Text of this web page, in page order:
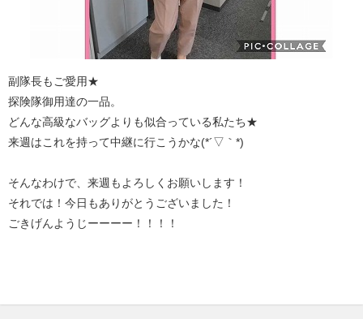
副隊長もご愛用★
探険隊御用達の一品。
どんな高級なバッグよりも似合っている私たち★
来週はこれを持って中継に行こうかな(*´▽｀*)
そんなわけで、来週もよろしくお願いします！
それでは！今日もありがとうございました！
ごきげんようじーーーー！！！！